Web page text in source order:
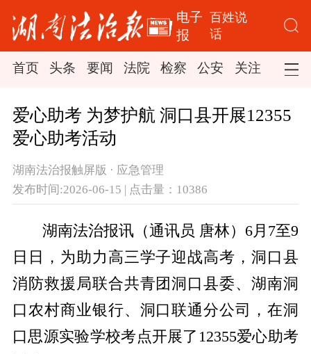
电子
报
百姓说
话
首页 头条 要闻 法院 检察 公安 关注 司法
爱心助考 为梦护航 洞口县开展12355
爱心助考活动
湖南法治报触屏版 · 应急管理
发布时间:2026-06-15 | 点击量：10386
湖南法治报讯（通讯员 唐林）6月7至9
日日，为助力高三学子迎战高考，洞口县
消防救援局联合共青团洞口县委、湖南洞
口农村商业银行、洞口联通分公司，在洞
口思源实验学校考点开展了12355爱心助考